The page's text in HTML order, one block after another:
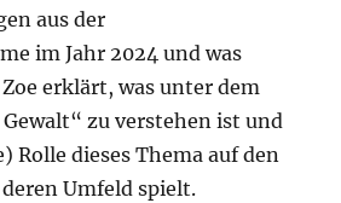
aus der
im Jahr 2024 und was
erklärt, was unter dem
zu verstehen ist und
Rolle dieses Thema auf den
Umfeld spielt.